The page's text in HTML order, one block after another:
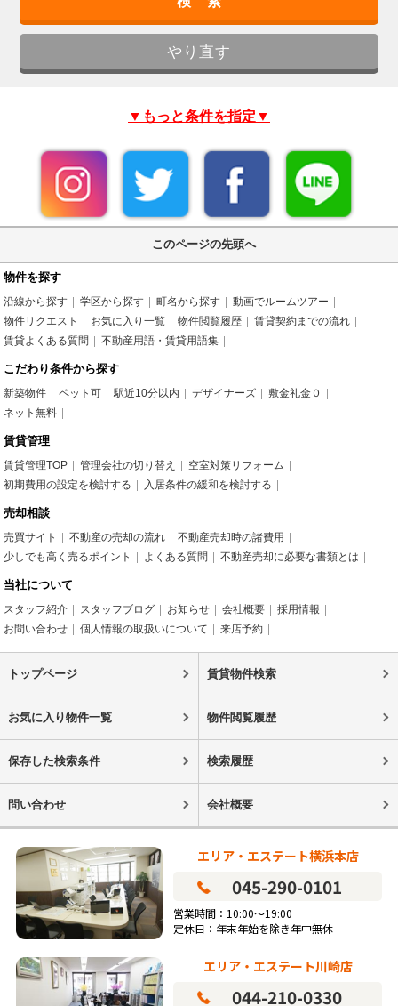
▼もっと条件を指定▼
このページの先頭へ
物件を探す
沿線から探す 学区から探す 町名から探す
動画でルームツアー
物件リクエスト
お気に入り一覧 物件閲覧履歴
賃貸契約までの流れ
賃貸よくある質問
不動産用語・賃貸用語集
こだわり条件から探す
新築物件 ペット可 駅近10分以内 デザイナーズ
敷金礼金０
ネット無料
賃貸管理
賃貸管理TOP 管理会社の切り替え
空室対策リフォーム
初期費用の設定を検討する
入居条件の緩和を検討する
売却相談
売買サイト 不動産の売却の流れ
不動産売却時の諸費用
少しでも高く売るポイント
よくある質問 不動産売却に必要な書類とは
当社について
スタッフ紹介 スタッフブログ お知らせ 会社概要
採用情報
お問い合わせ
個人情報の取扱いについて 来店予約
トップページ 賃貸物件検索
お気に入り物件一覧 物件閲覧履歴
保存した検索条件 検索履歴
問い合わせ 会社概要
エリア・エステート横浜本店
045-290-0101
営業時間：10:00～19:00
定休日：年末年始を除き年中無休
エリア・エステート川崎店
044-210-0330